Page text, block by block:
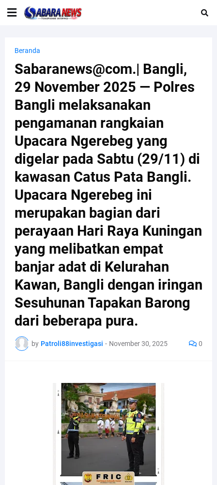
Beranda
Sabaranews@com.| Bangli,
29 November 2025 — Polres
Bangli melaksanakan
pengamanan rangkaian
Upacara Ngerebeg yang
digelar pada Sabtu (29/11) di
kawasan Catus Pata Bangli.
Upacara Ngerebeg ini
merupakan bagian dari
perayaan Hari Raya Kuningan
yang melibatkan empat
banjar adat di Kelurahan
Kawan, Bangli dengan iringan
Sesuhunan Tapakan Barong
dari beberapa pura.
by Patroli88investigasi - November 30, 2025 0